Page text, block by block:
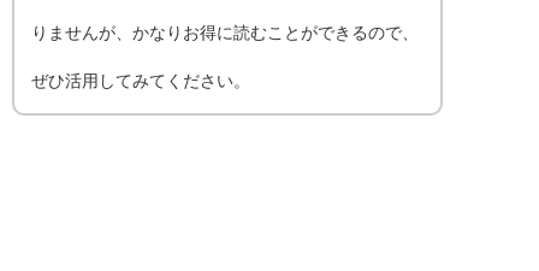
りませんが、かなりお得に読むことができるので、
ぜひ活用してみてください。